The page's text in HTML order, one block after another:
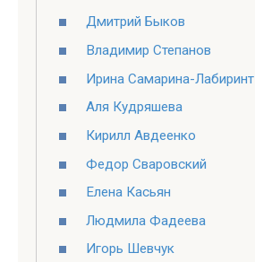
Дмитрий Быков
Владимир Степанов
Ирина Самарина-Лабиринт
Аля Кудряшева
Кирилл Авдеенко
Федор Сваровский
Елена Касьян
Людмила Фадеева
Игорь Шевчук